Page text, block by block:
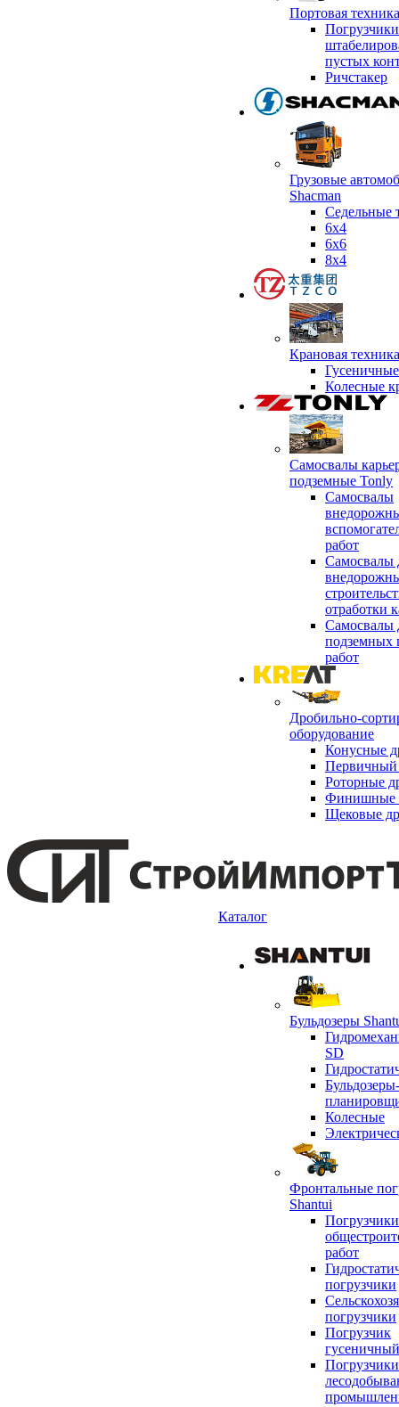
Портовая
пустых
Ричстакер
Грузовые
Shacman
Седельные
6х4
6x6
8x4
Крановая
Колесные
Самосвалы
подземные Tonly
Самосвалы
работ
Самосвалы
отработки
Самосвалы
подземных
работ
Дробильно-
оборудование
Конусные
Первичный
Роторные
Финишные
Щековые
Каталог
Бульдозеры
SD
Бульдозеры-
Колесные
Фронтальные
Shantui
работ
погрузчики
погрузчики
Погрузчик
гусеничный